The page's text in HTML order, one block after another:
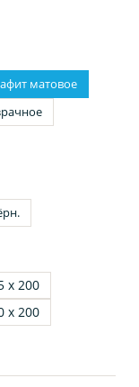
матовое
х 200
х 200